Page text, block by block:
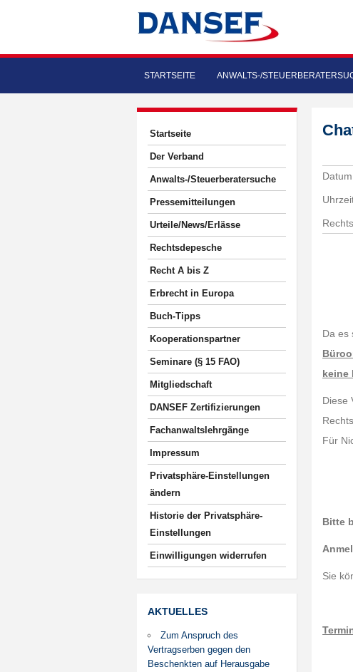
STARTSEITE ANWALTS-/
Startseite
Der Verband
Anwalts-/Steuerberatersuche
Pressemitteilungen
Urteile/News/Erlässe
Rechtsdepesche
Recht A bis Z
Erbrecht in Europa
Buch-Tipps
Kooperationspartner
Seminare (§ 15 FAO)
Mitgliedschaft
DANSEF Zertifizierungen
Fachanwaltslehrgänge
Impressum
Privatsphäre-Einstellungen
ändern
Historie der Privatsphäre-
Einstellungen
Einwilligungen widerrufen
AKTUELLES
Zum Anspruch des
Vertragserben gegen den
Beschenkten auf Herausgabe
Da es
keine
Diese
Für
Bitte
Sie